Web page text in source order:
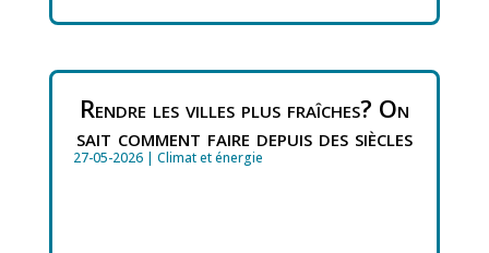
Rendre les villes plus fraîches? On
sait comment faire depuis des siècles
27-05-2026| Climat et énergie